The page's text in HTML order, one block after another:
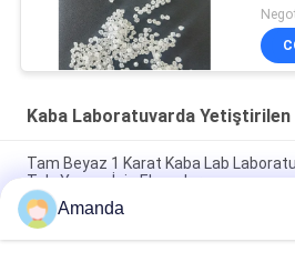
Kaba Laboratuvarda Yetiştirilen
Tam Beyaz 1 Karat Kaba Lab
Takı Yapımı İçin Elmaslar
4-5ct DEF Renk VS,VVS1,VVS2 Saflık
Elmas Beyaz Elmas Mücevher için
Amanda